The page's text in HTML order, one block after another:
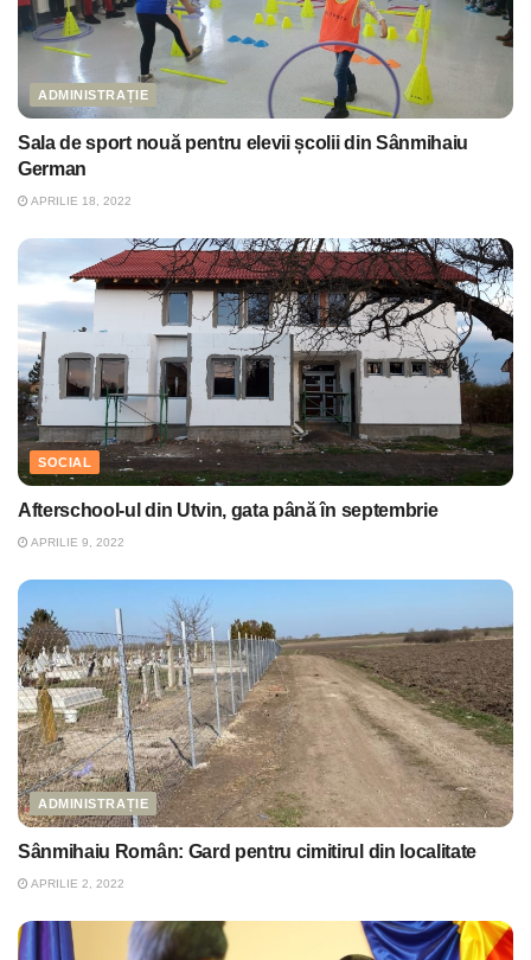
ADMINISTRAȚIE
Sala de sport nouă pentru elevii școlii din Sânmihaiu
German
APRILIE 18, 2022
SOCIAL
Afterschool-ul din Utvin, gata până în septembrie
APRILIE 9, 2022
ADMINISTRAȚIE
Sânmihaiu Român: Gard pentru cimitirul din localitate
APRILIE 2, 2022